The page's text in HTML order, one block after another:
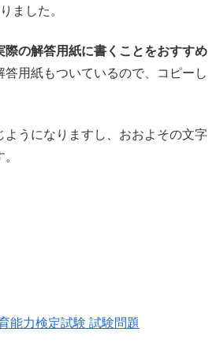
ました。
際の解答用紙に書くことをおすすめ
答用紙もついているので、コピーし
ようになりますし、おおよその文字
能力検定試験 試験問題